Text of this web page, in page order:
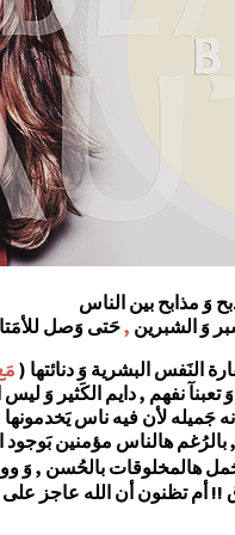
وَ مذابح بين الناس
وَ الشبرين ,حَتى وَصل
النَفس البشرية وَ دنائتها (
نفهم , دايم الكَثير وَ
جَميله لأن فيه ناس
هالناس مؤمنين
جَمل هالمخلوقات بالحُسن , وَ
!! أم تظنون أن الله عاجز